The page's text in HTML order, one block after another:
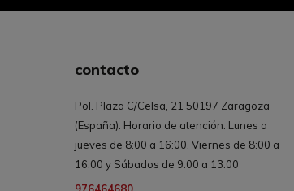
contacto
Pol. Plaza C/Celsa, 21 50197 Zaragoza
(España). Horario de atención: Lunes a
jueves de 8:00 a 16:00. Viernes de 8:00 a
16:00 y Sábados de 9:00 a 13:00